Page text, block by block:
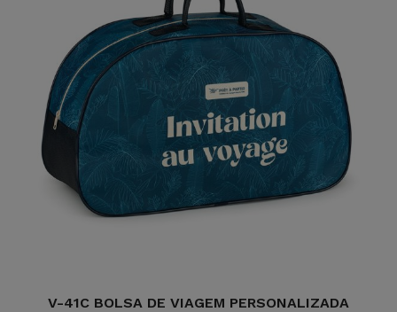
V-41C BOLSA DE VIAGEM PERSONALIZADA